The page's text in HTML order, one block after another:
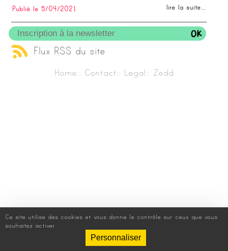
Ce site utilise des cookies et vous donne le contrôle sur ceux que vous
souhaitez activer
Personnaliser
Publié le 5/04/2021 lire la suite...
Flux RSS du site
Home:: Contact:: Legal:: Zedd